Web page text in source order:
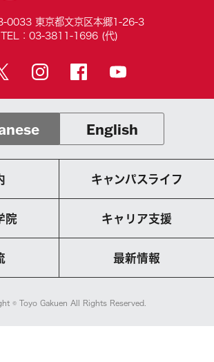
0033 東京都文京区本郷1-26-3
TEL：03-3811-1696 (代)
English
キャンパスライフ
院 キャリア支援
最新情報
© Toyo Gakuen All Rights Reserved.